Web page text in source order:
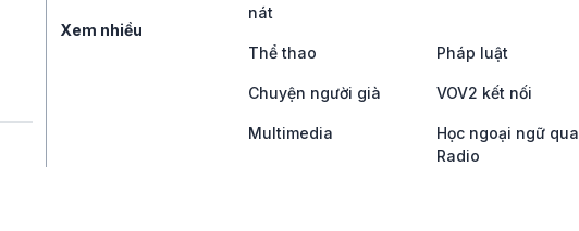
Xem nhiều
nát
Thể thao Pháp luật
Chuyện người già VOV2 kết nối
Multimedia
Học ngoại ngữ qua
Radio